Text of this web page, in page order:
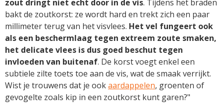
zout dringt niet echt door in de vis. Tijdens het braden
bakt de zoutkorst: ze wordt hard en trekt zich een paar
millimeter terug van het visvlees. Het vel fungeert ook
als een beschermlaag tegen extreem zoute smaken,
het delicate vlees is dus goed beschut tegen
invloeden van buitenaf. De korst voegt enkel een
subtiele zilte toets toe aan de vis, wat de smaak verrijkt.
Wist je trouwens dat je ookaardappelen, groenten of
gevogelte zoals kip in een zoutkorst kunt garen?"